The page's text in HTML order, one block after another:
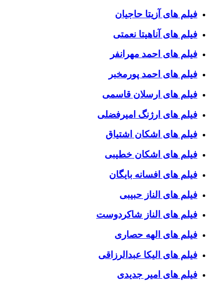
فیلم های آزیتا حاجیان
فیلم های آناهیتا نعمتی
فیلم های احمد مهرانفر
فیلم های احمد پورمخبر
فیلم های ارسلان قاسمی
فیلم های ارژنگ امیرفضلی
فیلم های اشکان اشتیاق
فیلم های اشکان خطیبی
فیلم های افسانه بایگان
فیلم های الناز حبیبی
فیلم های الناز شاکردوست
فیلم های الهه حصاری
فیلم های الیکا عبدالرزاقی
فیلم های امیر جدیدی